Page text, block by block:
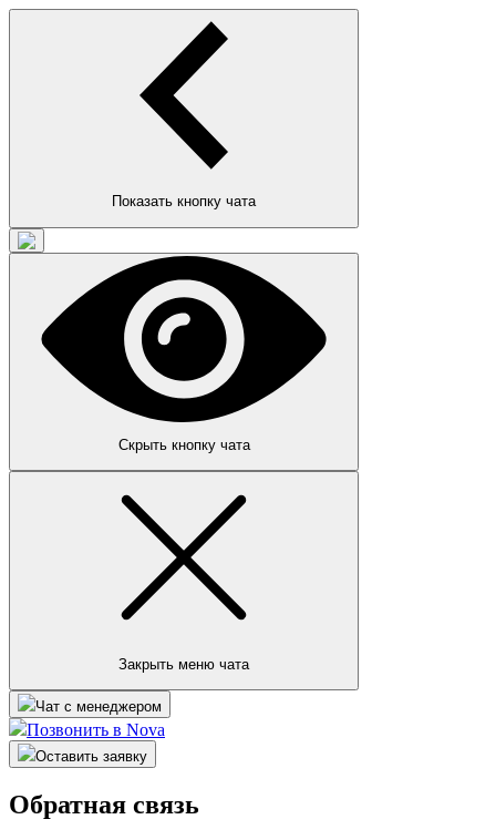
Показать кнопку чата
Скрыть кнопку чата
Закрыть меню чата
Чат с менеджером
Позвонить в Nova
Оставить заявку
Обратная связь